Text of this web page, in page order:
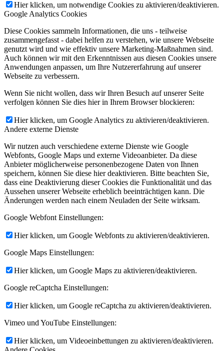
Hier klicken, um notwendige Cookies zu aktivieren/deaktivieren.
Google Analytics Cookies
Diese Cookies sammeln Informationen, die uns - teilweise
zusammengefasst - dabei helfen zu verstehen, wie unsere Webseite
genutzt wird und wie effektiv unsere Marketing-Maßnahmen sind.
Auch können wir mit den Erkenntnissen aus diesen Cookies unsere
Anwendungen anpassen, um Ihre Nutzererfahrung auf unserer
Webseite zu verbessern.
Wenn Sie nicht wollen, dass wir Ihren Besuch auf unserer Seite
verfolgen können Sie dies hier in Ihrem Browser blockieren:
Hier klicken, um Google Analytics zu aktivieren/deaktivieren.
Andere externe Dienste
Wir nutzen auch verschiedene externe Dienste wie Google
Webfonts, Google Maps und externe Videoanbieter. Da diese
Anbieter möglicherweise personenbezogene Daten von Ihnen
speichern, können Sie diese hier deaktivieren. Bitte beachten Sie,
dass eine Deaktivierung dieser Cookies die Funktionalität und das
Aussehen unserer Webseite erheblich beeinträchtigen kann. Die
Änderungen werden nach einem Neuladen der Seite wirksam.
Google Webfont Einstellungen:
Hier klicken, um Google Webfonts zu aktivieren/deaktivieren.
Google Maps Einstellungen:
Hier klicken, um Google Maps zu aktivieren/deaktivieren.
Google reCaptcha Einstellungen:
Hier klicken, um Google reCaptcha zu aktivieren/deaktivieren.
Vimeo und YouTube Einstellungen:
Hier klicken, um Videoeinbettungen zu aktivieren/deaktivieren.